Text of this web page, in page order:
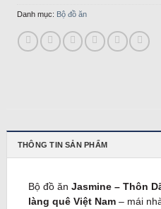
Danh mục: Bộ đồ ăn
THÔNG TIN SẢN PHẨM
Bộ đồ ăn Jasmine – Thôn
làng quê Việt Nam – mái